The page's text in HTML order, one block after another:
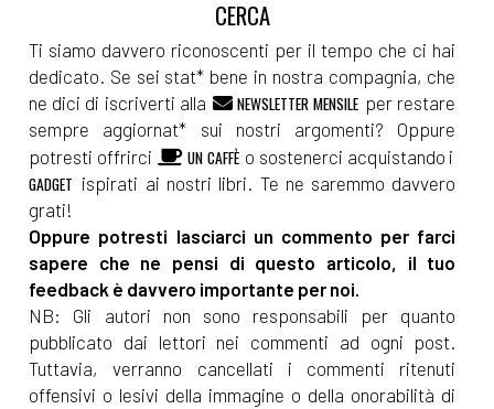
Ti siamo davvero riconoscenti per il tempo che ci hai
dedicato. Se sei stat* bene in nostra compagnia, che
ne dici di iscriverti alla
NEWSLETTER MENSILE per restare
sempre aggiornat* sui nostri argomenti? Oppure
potresti offrirci
UN CAFFÈ o sostenerci acquistando i
GADGET ispirati ai nostri libri. Te ne saremmo davvero
grati!
Oppure potresti lasciarci un commento per farci
sapere che ne pensi di questo articolo, il tuo
feedback è davvero importante per noi.
NB: Gli autori non sono responsabili per quanto
pubblicato dai lettori nei commenti ad ogni post.
Tuttavia, verranno cancellati i commenti ritenuti
offensivi o lesivi della immagine o della onorabilità di